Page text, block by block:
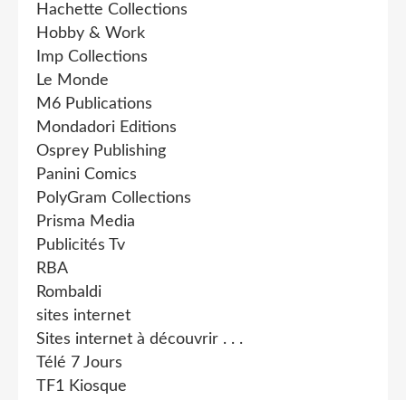
Hachette Collections
Hobby & Work
Imp Collections
Le Monde
M6 Publications
Mondadori Editions
Osprey Publishing
Panini Comics
PolyGram Collections
Prisma Media
Publicités Tv
RBA
Rombaldi
sites internet
Sites internet à découvrir . . .
Télé 7 Jours
TF1 Kiosque